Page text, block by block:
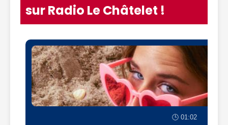
sur Radio Le Châtelet !
🕒 01:02